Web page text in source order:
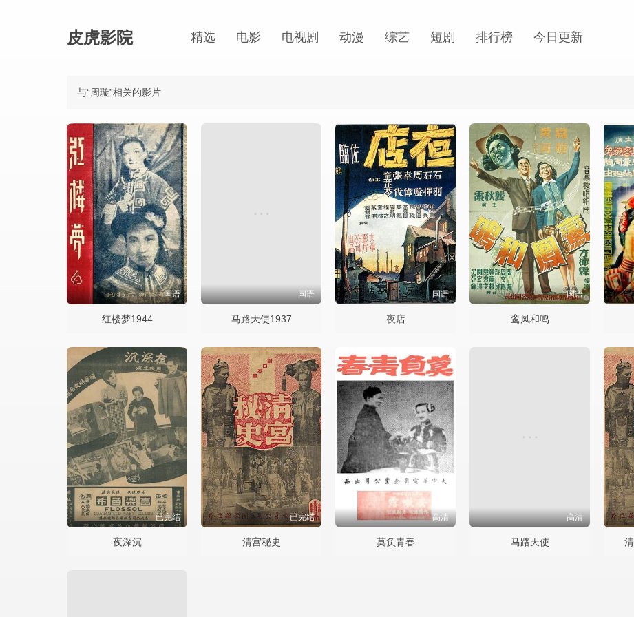
皮虎影院 精选 电影 电视剧 动漫 综艺 短剧 排行榜 今日更新
与“周璇”相关的影片
国语
红楼梦1944
国语
马路天使1937
国语
夜店
国语
鸾凤和鸣
已完结
夜深沉
已完结
清宫秘史
高清
莫负青春
高清
马路天使